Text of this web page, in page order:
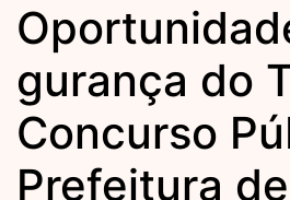
gurança do
Concurso
Prefeitura